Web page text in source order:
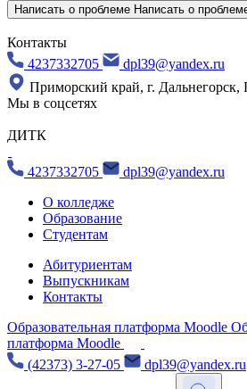
Написать о проблеме Написать о
Контакты
4237332705
dpl39@yandex.ru
Приморский край, г. Дальнегорск,
Мы в соцсетях
ДИТК
4237332705
dpl39@yandex.ru
О колледже
Образование
Студентам
Абитуриентам
Выпускникам
Контакты
Образовательная платформа Moodle
платформа Moodle
(42373) 3-27-05
dpl39@yandex.ru